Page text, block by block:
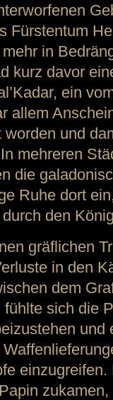
Fürstentum
in
kurz davor
ein
allem
und
mehreren
die
Ruhe dort
den
gräflichen
in den
dem
sich die
und